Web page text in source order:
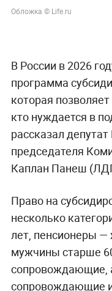
Обложка © Life.ru
В России в 2026
программа
которая
кто нуждается в
рассказал
председателя
Каплан Панеш
Право на
несколько
лет, пенсионеры
мужчины старше
сопровождающие,
сопровождающие